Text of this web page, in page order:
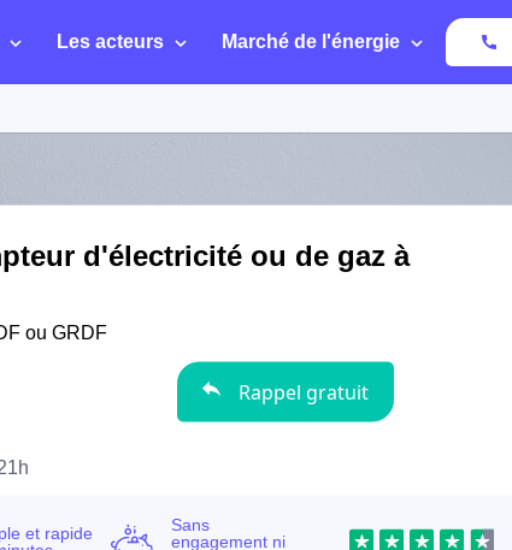
Les acteurs Marché de l'énergie